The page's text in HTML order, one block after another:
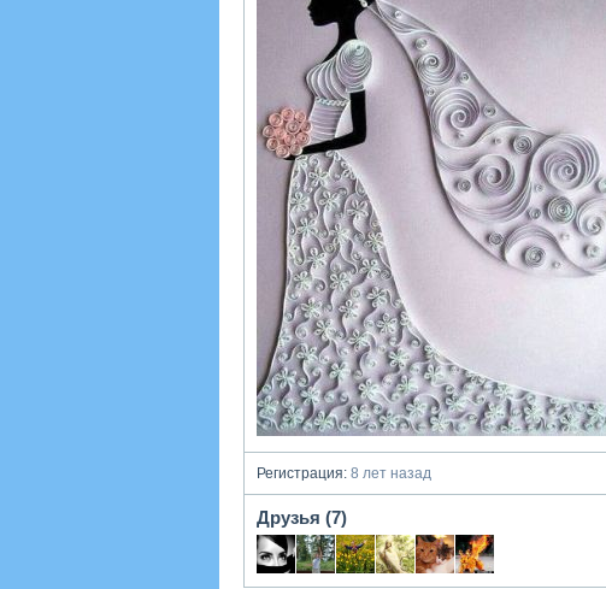
Регистрация: 8 лет назад
Друзья (7)